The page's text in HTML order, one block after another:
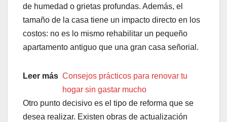
de humedad o grietas profundas. Además, el
tamaño de la casa tiene un impacto directo en los
costos: no es lo mismo rehabilitar un pequeño
apartamento antiguo que una gran casa señorial.
Leer más Consejos prácticos para renovar tu
hogar sin gastar mucho
Otro punto decisivo es el tipo de reforma que se
desea realizar. Existen obras de actualización